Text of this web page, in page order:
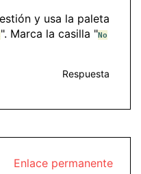
y usa la paleta
". Marca la casilla "No
Respuesta
Enlace permanente